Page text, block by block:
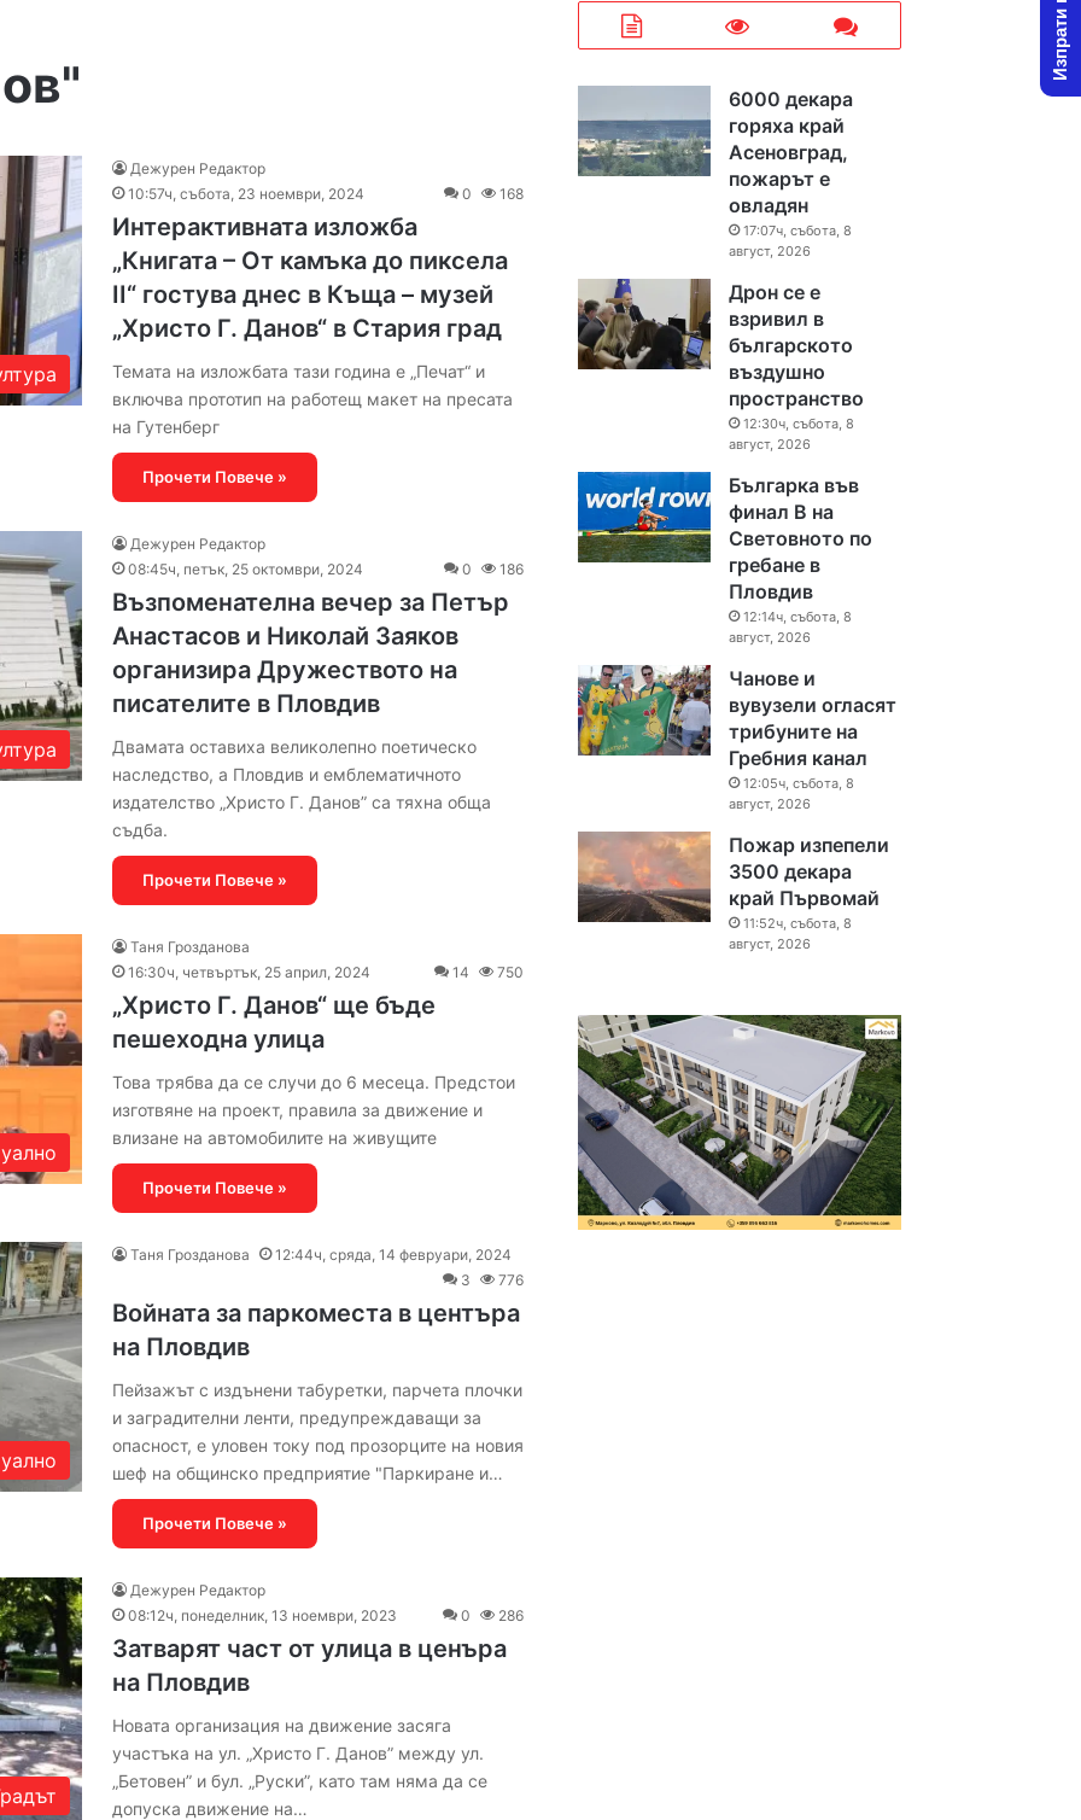
Дежурен Редактор
10:57ч, събота, 23 ноември, 2024
0 168
Интерактивната изложба
„Книгата – От камъка до пиксела
II“ гостува днес в Къща – музей
„Христо Г. Данов“ в Стария град
Темата на изложбата тази година е „Печат“ и
включва прототип на работещ макет на пресата
на Гутенберг
Прочети Повече »
Дежурен Редактор
08:45ч, петък, 25 октомври, 2024
0 186
Възпоменателна вечер за Петър
Анастасов и Николай Заяков
организира Дружеството на
писателите в Пловдив
Двамата оставиха великолепно поетическо
наследство, а Пловдив и емблематичното
издателство „Христо Г. Данов” са тяхна обща
съдба.
Прочети Повече »
Таня Грозданова
16:30ч, четвъртък, 25 април, 2024
14 750
„Христо Г. Данов“ ще бъде
пешеходна улица
Това трябва да се случи до 6 месеца. Предстои
изготвяне на проект, правила за движение и
влизане на автомобилите на живущите
Прочети Повече »
Таня Грозданова
12:44ч, сряда, 14 февруари, 2024
3
776
Войната за паркоместа в центъра
на Пловдив
Пейзажът с издънени табуретки, парчета плочки
и заградителни ленти, предупреждаващи за
опасност, е уловен току под прозорците на новия
шеф на общинско предприятие "Паркиране и…
Прочети Повече »
Дежурен Редактор
08:12ч, понеделник, 13 ноември, 2023
0 286
Затварят част от улица в ценъра
на Пловдив
Новата организация на движение засяга
участъка на ул. „Христо Г. Данов” между ул.
„Бетовен” и бул. „Руски”, като там няма да се
допуска движение на…
6000 декара
горяха край
Асеновград,
пожарът е
овладян
17:07ч, събота, 8
август, 2026
Дрон се е
взривил в
българското
въздушно
пространство
12:30ч, събота, 8
август, 2026
Българка във
финал B на
Световното по
гребане в
Пловдив
12:14ч, събота, 8
август, 2026
Чанове и
вувузели огласят
трибуните на
Гребния канал
12:05ч, събота, 8
август, 2026
Пожар изпепели
3500 декара
край Първомай
11:52ч, събота, 8
август, 2026